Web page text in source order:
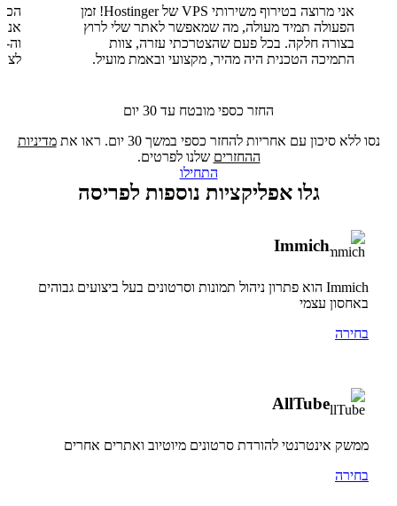
אני מרוצה בטירוף משירותי VPS של Hostinger! זמן
הפעולה תמיד מעולה, מה שמאפשר לאתר שלי לרוץ
בצורה חלקה. בכל פעם שהצטרכתי עזרה, צוות
התמיכה הטכנית היה מהיר, מקצועי ובאמת מועיל.
החזר כספי מובטח עד 30 יום
נסו ללא סיכון עם אחריות להחזר כספי במשך 30 יום. ראו את
מדיניות
ההחזרים שלנו לפרטים.
התחילו
גלו אפליקציות נוספות לפריסה
Immich
Immich הוא פתרון ניהול תמונות וסרטונים בעל ביצועים גבוהים
באחסון עצמי
בחירה
AllTube
ממשק אינטרנטי להורדת סרטונים מיוטיוב ואתרים אחרים
בחירה